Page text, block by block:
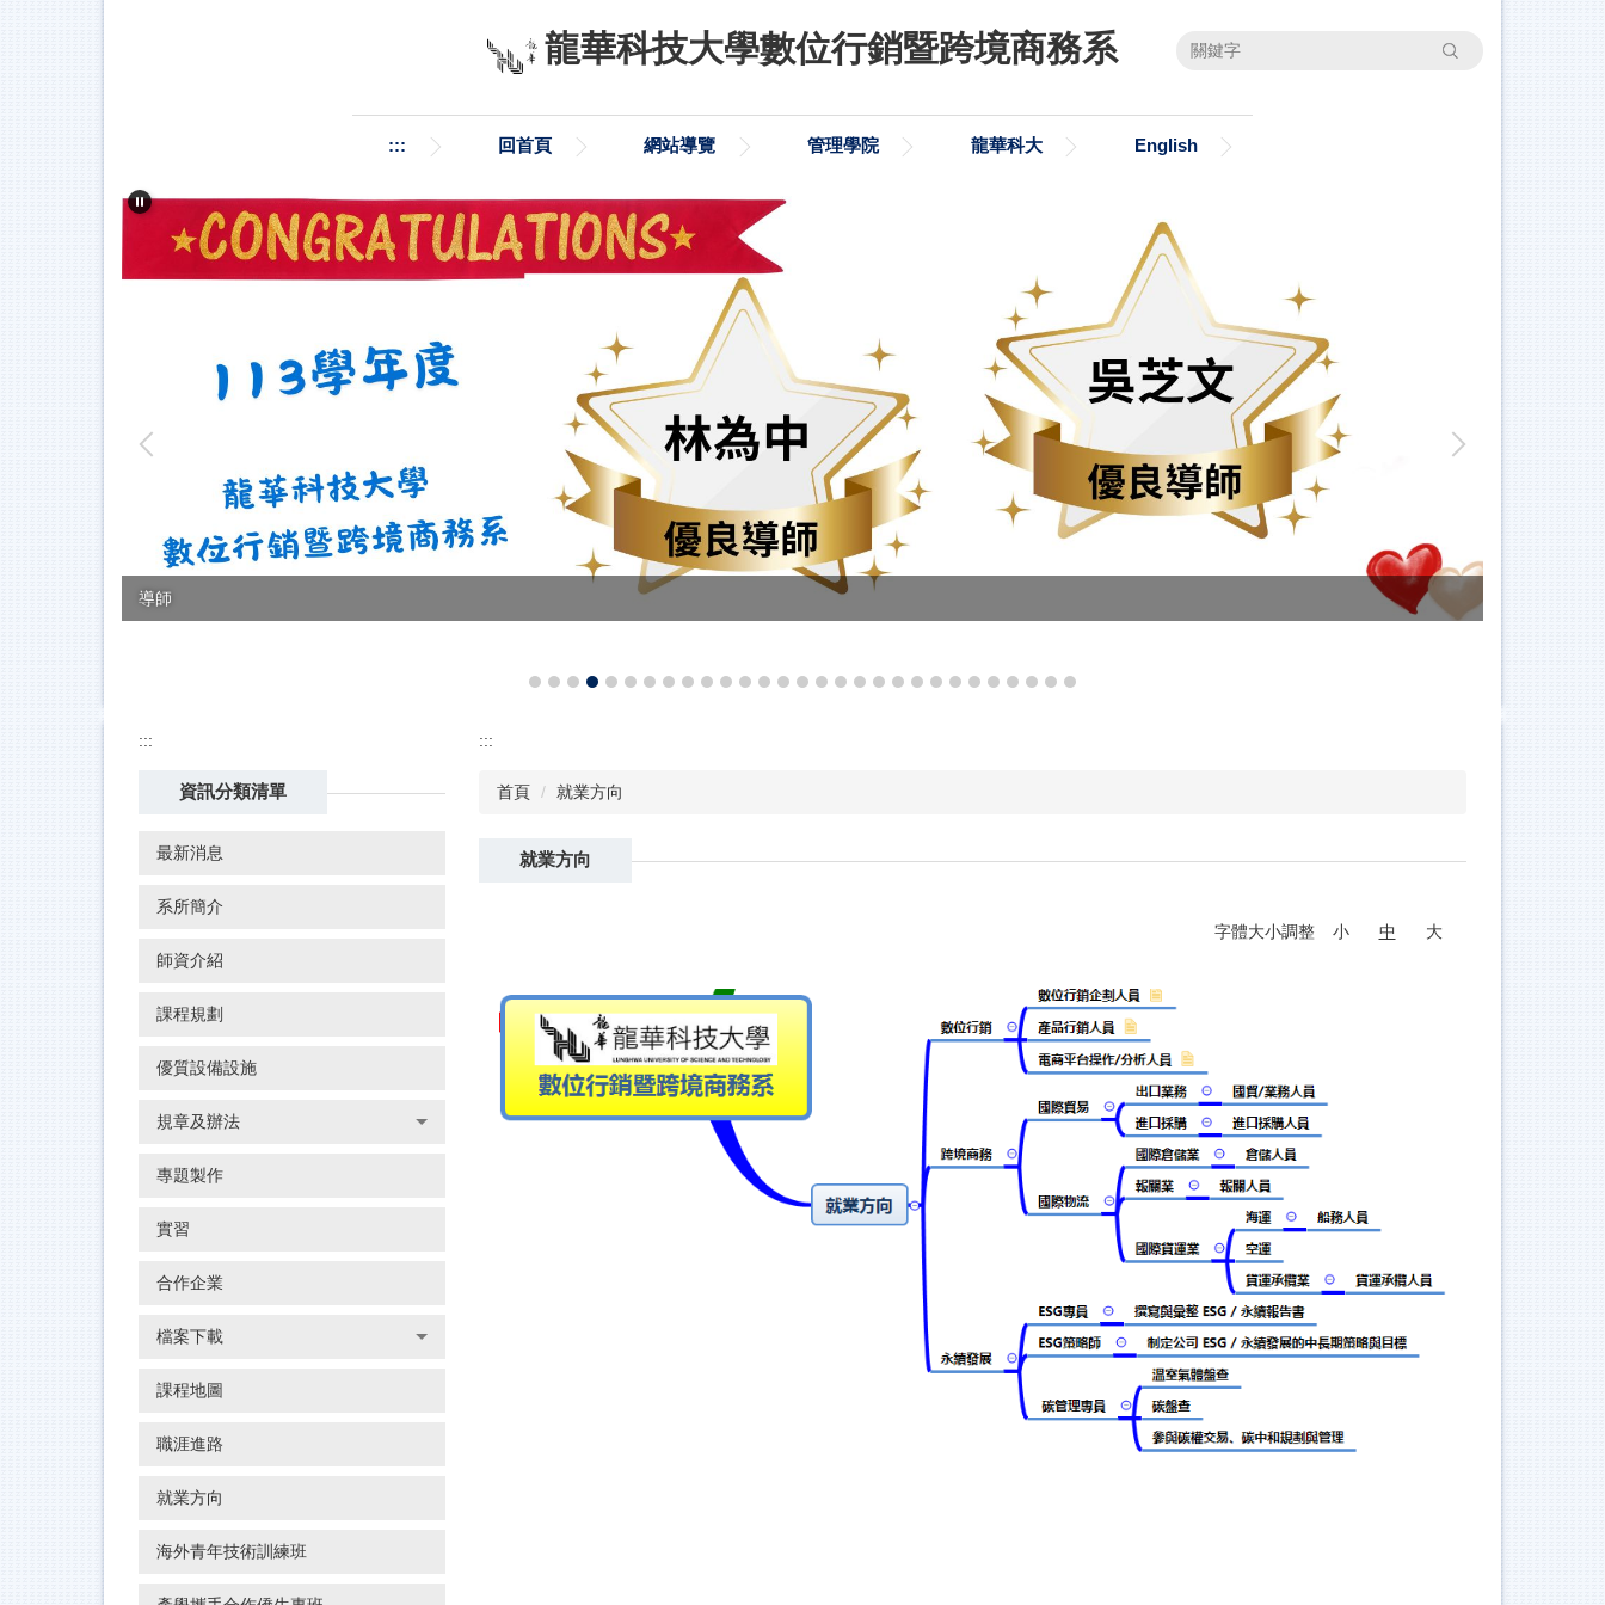
龍華科技大學數位行銷暨跨境商務系 搜尋
::: 回首頁 網站導覽 管理學院 龍華科大 English
導師
:::
資訊分類清單
最新消息
系所簡介
師資介紹
課程規劃
優質設備設施
規章及辦法
專題製作
實習
合作企業
檔案下載
課程地圖
職涯進路
就業方向
海外青年技術訓練班
:::
首頁 就業方向
就業方向
字體大小調整 小 中 大